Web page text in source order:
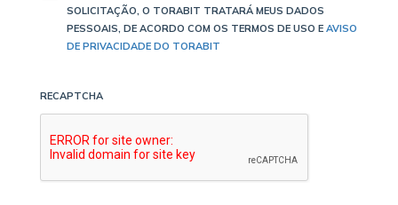
SOLICITAÇÃO, O TORABIT TRATARÁ MEUS DADOS
PESSOAIS, DE ACORDO COM OS TERMOS DE USO E AVISO
DE PRIVACIDADE DO TORABIT
RECAPTCHA